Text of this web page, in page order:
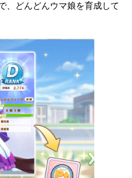
、どんどんウマ娘を育成して